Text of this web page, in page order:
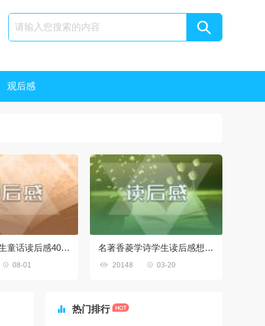
观后感
小学生安徒生童话读后感400字
 08-01
名著香菱学诗学生读后感想600字5篇
 20148  03-20
 热门排行